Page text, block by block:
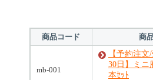
商品コード 商
mb-001
【予約注
30日】ミニ
本ｾｯﾄ